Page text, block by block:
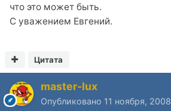
что это может быть.
С уважением Евгений.
Цитата
master-lux
Опубликовано 11 ноября, 2008